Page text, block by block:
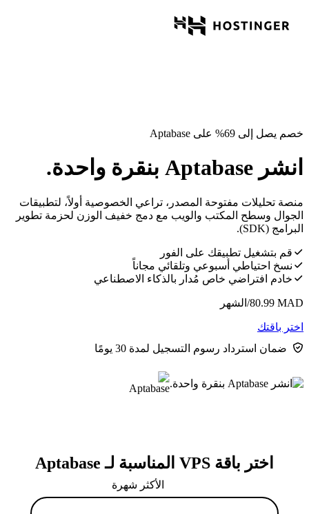
خصم يصل إلى 69% على Aptabase
انشر Aptabase بنقرة واحدة.
منصة تحليلات مفتوحة المصدر، تراعي الخصوصية أولاً، لتطبيقات
الجوال وسطح المكتب والويب مع دمج خفيف الوزن لحزمة تطوير
البرامج (SDK).
قم بتشغيل تطبيقك على الفور
نسخ احتياطي أسبوعي وتلقائي مجاناً
خادم افتراضي خاص مُدار بالذكاء الاصطناعي
MAD
80.99/الشهر
اختر باقتك
ضمان استرداد رسوم التسجيل لمدة 30 يومًا
اختر باقة VPS المناسبة لـ Aptabase
الأكثر شهرة